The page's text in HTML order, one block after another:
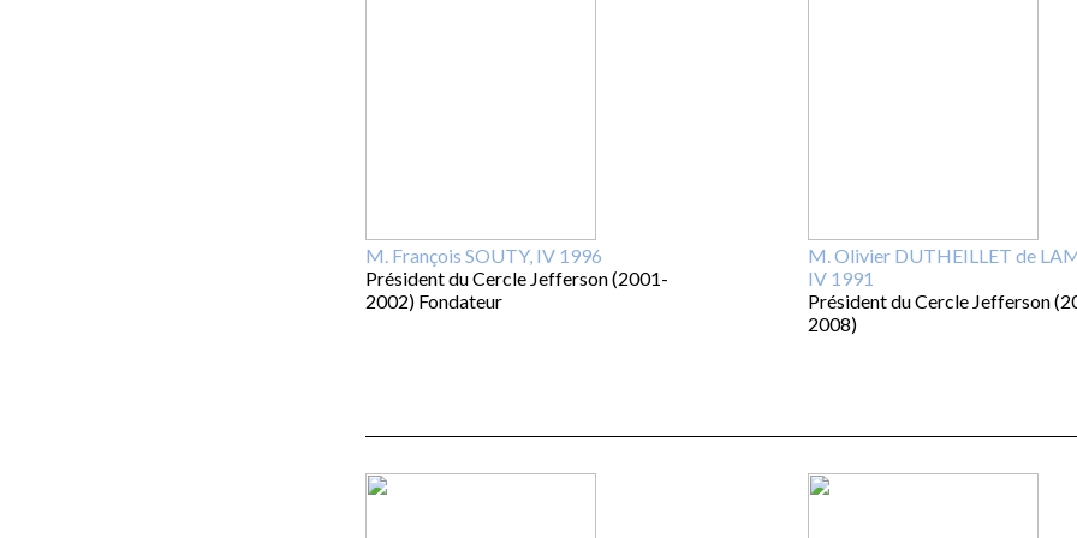
M. François SOUTY, IV 1996
Président du Cercle Jefferson (2001-
2002) Fondateur
M. Olivier DUTHEILLET de
IV 1991
Président du Cercle Jefferson
2008)